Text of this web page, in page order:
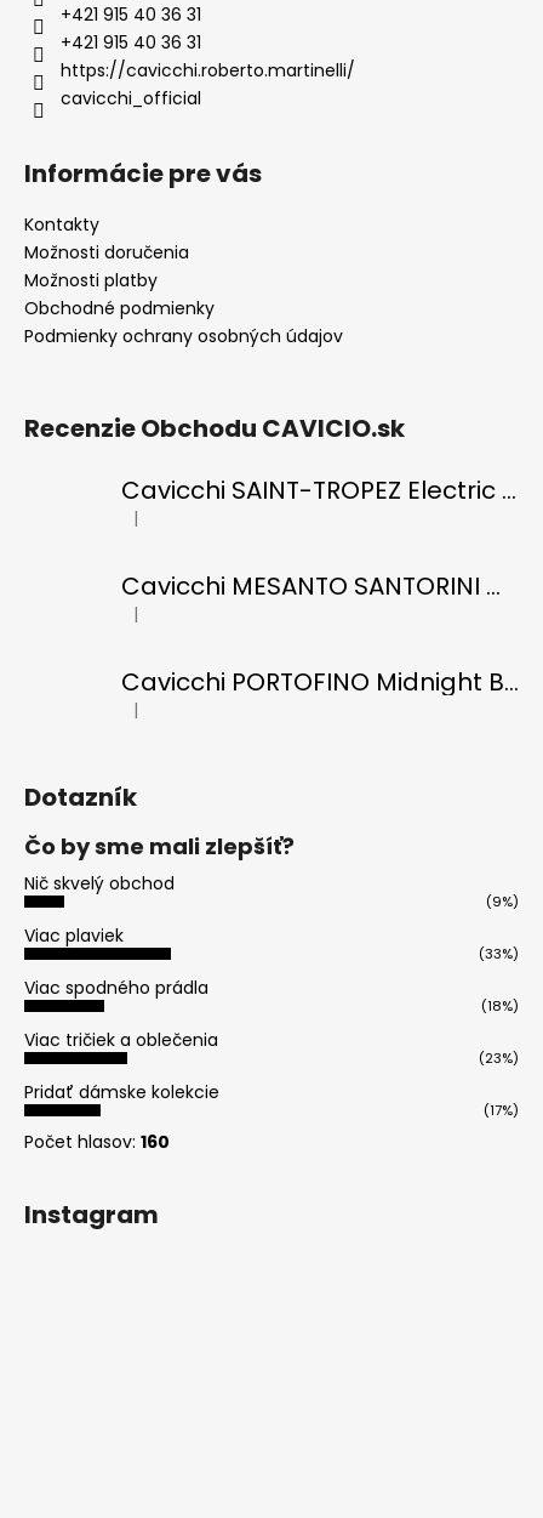
+421 915 40 36 31
+421 915 40 36 31
https://cavicchi.roberto.martinelli/
cavicchi_official
Informácie pre vás
Kontakty
Možnosti doručenia
Možnosti platby
Obchodné podmienky
Podmienky ochrany osobných údajov
Recenzie Obchodu CAVICIO.sk
Cavicchi SAINT-TROPEZ Electric Blue di RICCI
Hodnotenie produktu je 5 z 5 hviezdičiek.
|
Cavicchi MESANTO SANTORINI Oil Green di ROMANO
Hodnotenie produktu je 5 z 5 hviezdičiek.
|
Cavicchi PORTOFINO Midnight Black di RICCI
Hodnotenie produktu je 5 z 5 hviezdičiek.
|
Dotazník
Čo by sme mali zlepšíť?
Nič skvelý obchod
(9%)
Viac plaviek
(33%)
Viac spodného prádla
(18%)
Viac tričiek a oblečenia
(23%)
Pridať dámske kolekcie
(17%)
Počet hlasov: 160
Instagram